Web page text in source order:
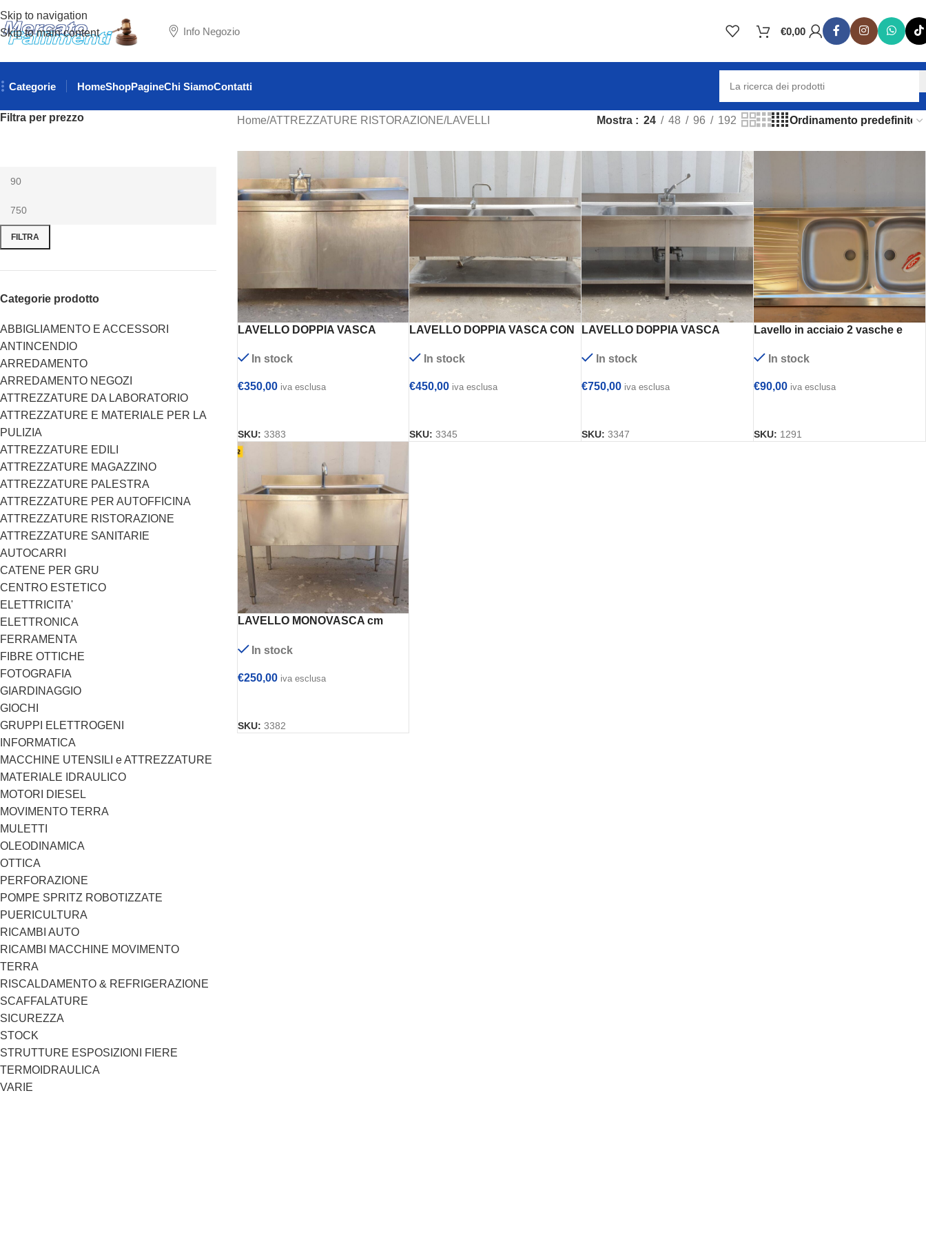
Skip to navigation
Skip to main content
Info Negozio €0,00
Categorie HomeShopPagineChi SiamoContatti
Filtra per prezzo
FILTRA
Categorie prodotto
ABBIGLIAMENTO E ACCESSORI
ANTINCENDIO
ARREDAMENTO
ARREDAMENTO NEGOZI
ATTREZZATURE DA LABORATORIO
ATTREZZATURE E MATERIALE PER LA
PULIZIA
ATTREZZATURE EDILI
ATTREZZATURE MAGAZZINO
ATTREZZATURE PALESTRA
ATTREZZATURE PER AUTOFFICINA
ATTREZZATURE RISTORAZIONE
ATTREZZATURE SANITARIE
AUTOCARRI
CATENE PER GRU
CENTRO ESTETICO
ELETTRICITA'
ELETTRONICA
FERRAMENTA
FIBRE OTTICHE
FOTOGRAFIA
GIARDINAGGIO
GIOCHI
GRUPPI ELETTROGENI
INFORMATICA
MACCHINE UTENSILI e ATTREZZATURE
MATERIALE IDRAULICO
MOTORI DIESEL
MOVIMENTO TERRA
MULETTI
OLEODINAMICA
OTTICA
PERFORAZIONE
POMPE SPRITZ ROBOTIZZATE
PUERICULTURA
RICAMBI AUTO
RICAMBI MACCHINE MOVIMENTO
TERRA
RISCALDAMENTO & REFRIGERAZIONE
SCAFFALATURE
SICUREZZA
STOCK
STRUTTURE ESPOSIZIONI FIERE
TERMOIDRAULICA
VARIE
Home ATTREZZATURE RISTORAZIONE LAVELLI Mostra 24 48 96 192
LAVELLO DOPPIA VASCA
GOCCIOLATOIO cm
In stock
€350,00 iva esclusa
SKU: 3383
LAVELLO DOPPIA VASCA CON
GOCCIOLATOIO cm 190x70x93h
In stock
€450,00 iva esclusa
SKU:3345
LAVELLO DOPPIA VASCA
cm 280x71x94h
In stock
€750,00 iva esclusa
SKU:3347
Lavello in acciaio 2 vasche e
leggeri difetti ex esposizione
In stock
€90,00 iva esclusa
SKU: 1291
LAVELLO MONOVASCA cm
In stock
€250,00 iva esclusa
SKU: 3382